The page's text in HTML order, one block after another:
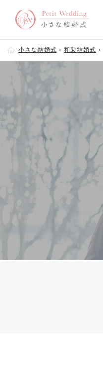
小さな結婚式 和装結婚式